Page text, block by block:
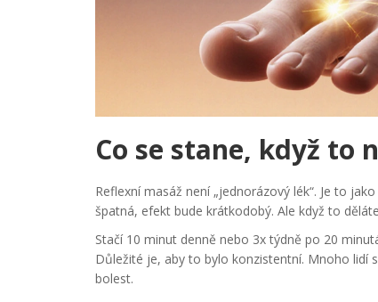
Co se stane, když to
Reflexní masáž není „jednorázový lék“. Je to
špatná, efekt bude krátkodobý. Ale když to
Stačí 10 minut denně nebo 3x týdně po 20
Důležité je, aby to bylo konzistentní. Mnoho lidí
bolest.